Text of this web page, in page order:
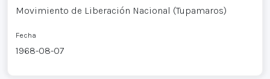
Movimiento de Liberación Nacional (Tupamaros)
Fecha
1968-08-07